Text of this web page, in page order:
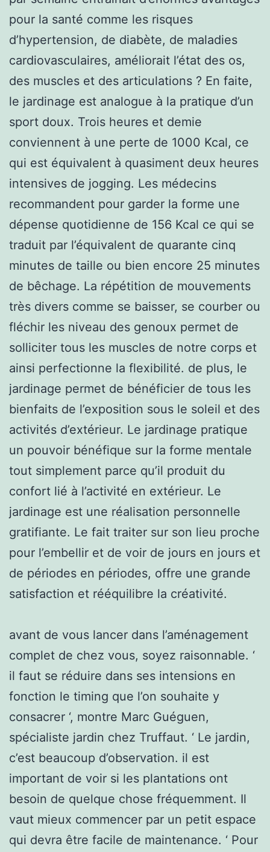
pour la santé comme les risques
d’hypertension, de diabète, de maladies
cardiovasculaires, améliorait l’état des os,
des muscles et des articulations ? En faite,
le jardinage est analogue à la pratique d’un
sport doux. Trois heures et demie
conviennent à une perte de 1000 Kcal, ce
qui est équivalent à quasiment deux heures
intensives de jogging. Les médecins
recommandent pour garder la forme une
dépense quotidienne de 156 Kcal ce qui se
traduit par l’équivalent de quarante cinq
minutes de taille ou bien encore 25 minutes
de bêchage. La répétition de mouvements
très divers comme se baisser, se courber ou
fléchir les niveau des genoux permet de
solliciter tous les muscles de notre corps et
ainsi perfectionne la flexibilité. de plus, le
jardinage permet de bénéficier de tous les
bienfaits de l’exposition sous le soleil et des
activités d’extérieur. Le jardinage pratique
un pouvoir bénéfique sur la forme mentale
tout simplement parce qu’il produit du
confort lié à l’activité en extérieur. Le
jardinage est une réalisation personnelle
gratifiante. Le fait traiter sur son lieu proche
pour l’embellir et de voir de jours en jours et
de périodes en périodes, offre une grande
satisfaction et rééquilibre la créativité.
avant de vous lancer dans l’aménagement
complet de chez vous, soyez raisonnable. ‘
il faut se réduire dans ses intensions en
fonction le timing que l’on souhaite y
consacrer ‘, montre Marc Guéguen,
spécialiste jardin chez Truffaut. ‘ Le jardin,
c’est beaucoup d’observation. il est
important de voir si les plantations ont
besoin de quelque chose fréquemment. Il
vaut mieux commencer par un petit espace
qui devra être facile de maintenance. ‘ Pour